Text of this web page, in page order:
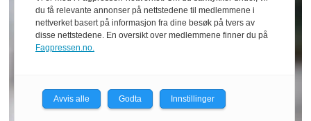
du få relevante annonser på nettstedene til medlemmene i
nettverket basert på informasjon fra dine besøk på tvers av
disse nettstedene. En oversikt over medlemmene finner du på
Fagpressen.no.
Avvis alle Godta Innstillinger